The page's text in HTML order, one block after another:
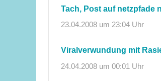
Tach, Post auf netzpfade
23.04.2008 um 23:04 Uhr
Viralverwundung mit
24.04.2008 um 00:01 Uhr